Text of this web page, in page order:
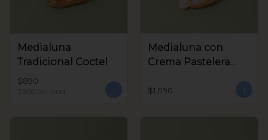
Medialuna
Tradicional Coctel
$890
$890 por und
Medialuna con
Crema Pastelera
$1.090